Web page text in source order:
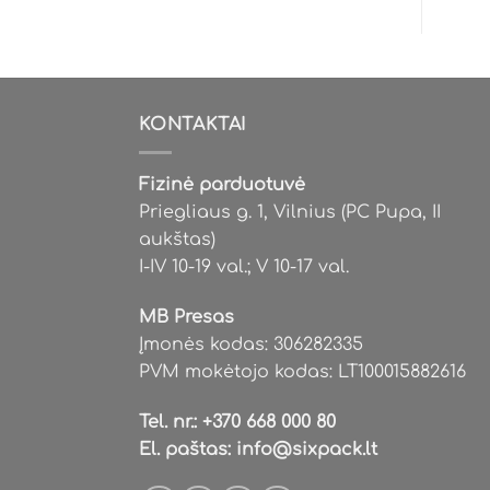
options
chosen
product
KONTAKTAI
Fizinė parduotuvė
Priegliaus g. 1, Vilnius (PC Pupa, II
aukštas)
I-IV 10-19 val.; V 10-17 val.
MB Presas
Įmonės kodas: 306282335
PVM mokėtojo kodas: LT100015882616
Tel. nr.: +370 668 000 80
El. paštas: info@sixpack.lt